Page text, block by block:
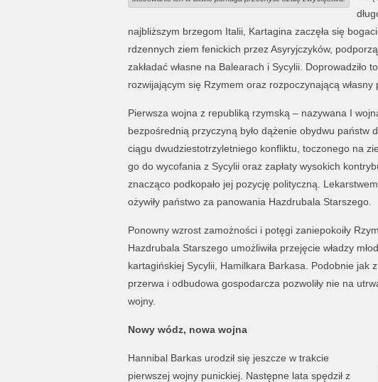
najbliższym brzegom Italii, Kartagina zaczęła się
rdzennych ziem fenickich przez Asyryjczyków,
zakładać własne na Balearach i Sycylii.
rozwijającym się Rzymem oraz rozpoczynającą własny
Pierwsza wojna z republiką rzymską – nazywana I
bezpośrednią przyczyną było dążenie obydwu państw
ciągu dwudziestotrzyletniego konfliktu, toczonego na
go do wycofania z Sycylii oraz zapłaty wysokich
znacząco podkopało jej pozycję polityczną.
ożywiły państwo za panowania Hazdrubala Starszego.
Ponowny wzrost zamożności i potęgi zaniepokoiły
Hazdrubala Starszego umożliwiła przejęcie władzy
kartagińskiej Sycylii, Hamilkara Barkasa. Podobnie jak
przerwa i odbudowa gospodarcza pozwoliły nie na
wojny.
Nowy wódz, nowa wojna
Hannibal Barkas urodził się jeszcze w trakcie
pierwszej wojny punickiej. Następne lata spędził z